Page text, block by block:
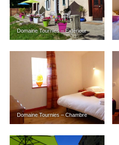
Domaine Tournies – Extérieur
Domaine Tournies – Chambre